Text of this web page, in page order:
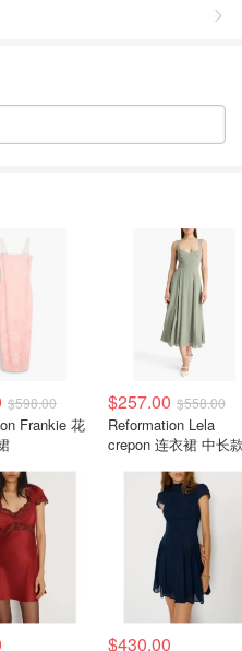
$598.00
Frankie 花
$257.00 $558.00
Reformation Lela
crepon 连衣裙 中长
$430.00